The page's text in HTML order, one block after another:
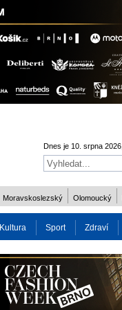
Dnes je 10. srpna 2026,
Moravskoslezský Olomoucký
Kultura Sport Zdraví
Charita Osobnost Více